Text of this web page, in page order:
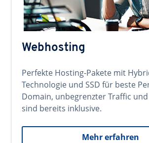
Webhosting
Perfekte Hosting-Pakete mit
Technologie und SSD für beste
Domain, unbegrenzter Traffic
sind bereits inklusive.
Mehr erfahren